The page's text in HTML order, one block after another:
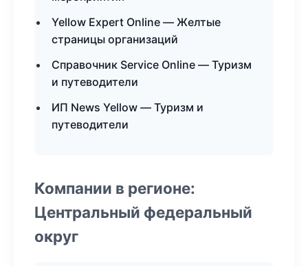
Yellow Expert Online — Желтые
страницы организаций
Справочник Service Online — Туризм
и путеводители
ИП News Yellow — Туризм и
путеводители
Компании в регионе:
Центральный федеральный
округ